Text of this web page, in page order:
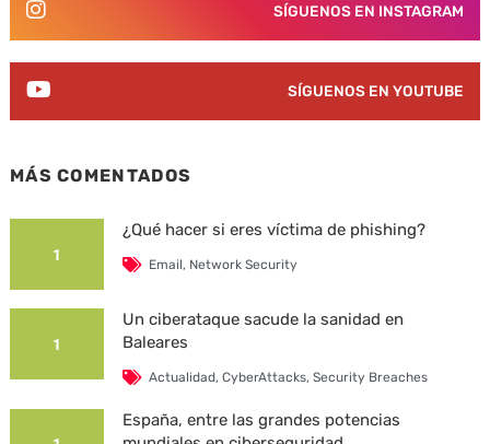
SÍGUENOS EN INSTAGRAM
SÍGUENOS EN YOUTUBE
MÁS COMENTADOS
1
¿Qué hacer si eres víctima de phishing?
Email, Network Security
1
Un ciberataque sacude la sanidad en
Baleares
Actualidad,CyberAttacks,Security Breaches
España, entre las grandes potencias